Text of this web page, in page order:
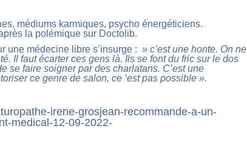
médiums karmiques, psycho énergéticiens.
la polémique sur Doctolib.
une médecine libre s’insurge : » c’est une honte. On ne
Il faut écarter ces gens là. Ils se font du fric sur le dos
se faire soigner par des charlatans. C’est une
ce genre de salon, ce ‘est pas possible ».
irene-grosjean-recommande-a-un-
medical-12-09-2022-